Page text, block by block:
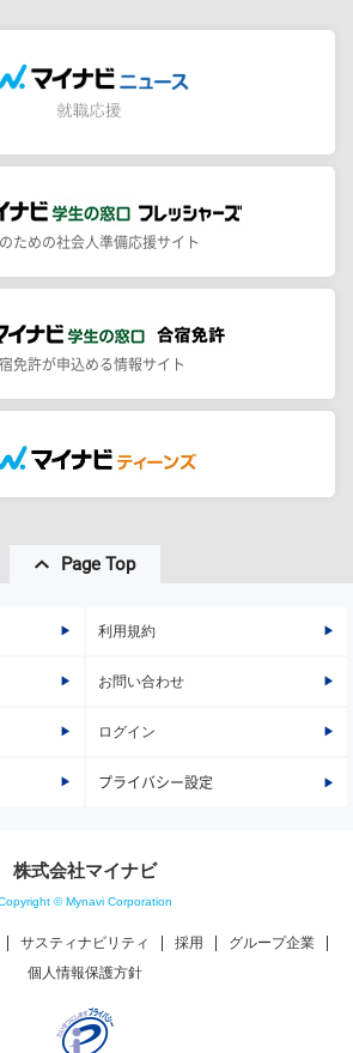
ための社会人準備応援サイト
免許が申込める情報サイト
Page Top
利用規約
お問い合わせ
ログイン
プライバシー設定
株式会社マイナビ
© Mynavi Corporation
サスティナビリティ 採用
グループ企業
個人情報保護方針